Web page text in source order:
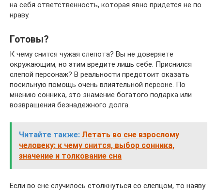
на себя ответственность, которая явно придется не по
нраву.
Готовы?
К чему снится чужая слепота? Вы не доверяете
окружающим, но этим вредите лишь себе. Приснился
слепой персонаж? В реальности предстоит оказать
посильную помощь очень влиятельной персоне. По
мнению сонника, это знамение богатого подарка или
возвращения безнадежного долга.
Читайте также: Летать во сне взрослому
человеку: к чему снится, выбор сонника,
значение и толкование сна
Если во сне случилось столкнуться со слепцом, то наяву